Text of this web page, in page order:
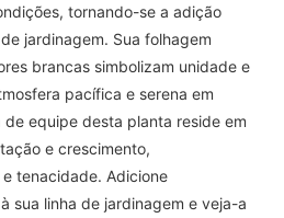
tornando-se a adição
jardinagem. Sua folhagem
brancas simbolizam unidade e
pacífica e serena em
equipe desta planta reside em
e crescimento,
tenacidade. Adicione
sua linha de jardinagem e veja-a